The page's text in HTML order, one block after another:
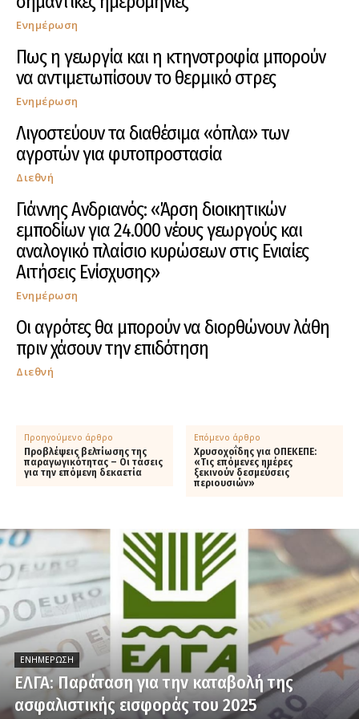
Ενημέρωση
Πως η γεωργία και η κτηνοτροφία μπορούν
να αντιμετωπίσουν το θερμικό στρες
Ενημέρωση
Λιγοστεύουν τα διαθέσιμα «όπλα» των
αγροτών για φυτοπροστασία
Διεθνή
Γιάννης Ανδριανός: «Άρση διοικητικών
εμποδίων για 24.000 νέους γεωργούς και
αναλογικό πλαίσιο κυρώσεων στις Ενιαίες
Αιτήσεις Ενίσχυσης»
Ενημέρωση
Οι αγρότες θα μπορούν να διορθώνουν λάθη
πριν χάσουν την επιδότηση
Διεθνή
Προηγούμενο άρθρο
Προβλέψεις βελτίωσης της
παραγωγικότητας – Οι τάσεις
για την επόμενη δεκαετία
Επόμενο άρθρο
Χρυσοχοΐδης για ΟΠΕΚΕΠΕ:
«Τις επόμενες ημέρες
ξεκινούν δεσμεύσεις
περιουσιών»
ΕΝΗΜΈΡΩΣΗ
ΕΛΓΑ: Παράταση για την καταβολή της
ασφαλιστικής εισφοράς του 2025